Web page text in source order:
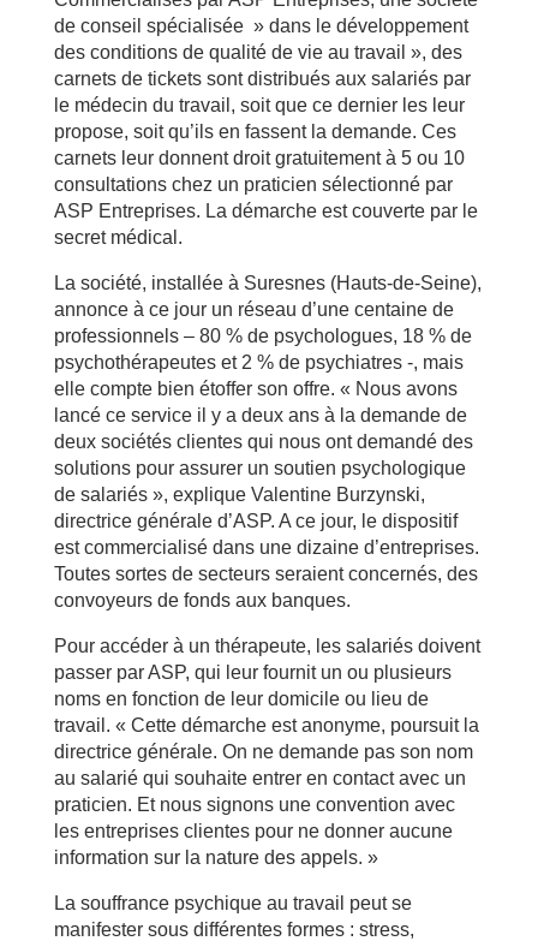
de conseil spécialisée » dans le développement
des conditions de qualité de vie au travail », des
carnets de tickets sont distribués aux salariés par
le médecin du travail, soit que ce dernier les leur
propose, soit qu’ils en fassent la demande. Ces
carnets leur donnent droit gratuitement à 5 ou 10
consultations chez un praticien sélectionné par
ASP Entreprises. La démarche est couverte par le
secret médical.
La société, installée à Suresnes (Hauts-de-Seine),
annonce à ce jour un réseau d’une centaine de
professionnels – 80 % de psychologues, 18 % de
psychothérapeutes et 2 % de psychiatres -, mais
elle compte bien étoffer son offre. « Nous avons
lancé ce service il y a deux ans à la demande de
deux sociétés clientes qui nous ont demandé des
solutions pour assurer un soutien psychologique
de salariés », explique Valentine Burzynski,
directrice générale d’ASP. A ce jour, le dispositif
est commercialisé dans une dizaine d’entreprises.
Toutes sortes de secteurs seraient concernés, des
convoyeurs de fonds aux banques.
Pour accéder à un thérapeute, les salariés doivent
passer par ASP, qui leur fournit un ou plusieurs
noms en fonction de leur domicile ou lieu de
travail. « Cette démarche est anonyme, poursuit la
directrice générale. On ne demande pas son nom
au salarié qui souhaite entrer en contact avec un
praticien. Et nous signons une convention avec
les entreprises clientes pour ne donner aucune
information sur la nature des appels. »
La souffrance psychique au travail peut se
manifester sous différentes formes : stress,